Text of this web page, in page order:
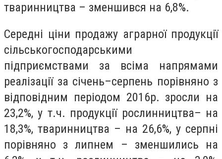
тваринництва – зменшився на 6,8%.
Середні ціни продажу аграрної продукції
сільськогосподарськими
підприємствами за всіма напрямами
реалізації за січень–серпень порівняно з
відповідним періодом 2016р. зросли на
23,2%, у т.ч. продукції рослинництва– на
18,3%, тваринництва – на 26,6%, у серпні
порівняно з липнем – зменшились на